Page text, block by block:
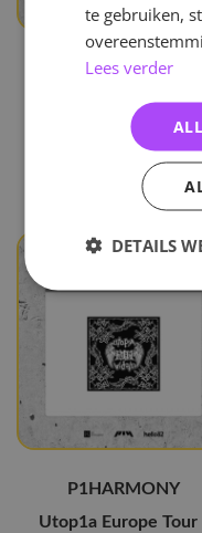
P1HARMONY
Utop1a Europe Tour
Trading Photocard
,-
P1HARMONY
Utop1a Europe Tour
te gebruiken,
Lees verder
DETAILS